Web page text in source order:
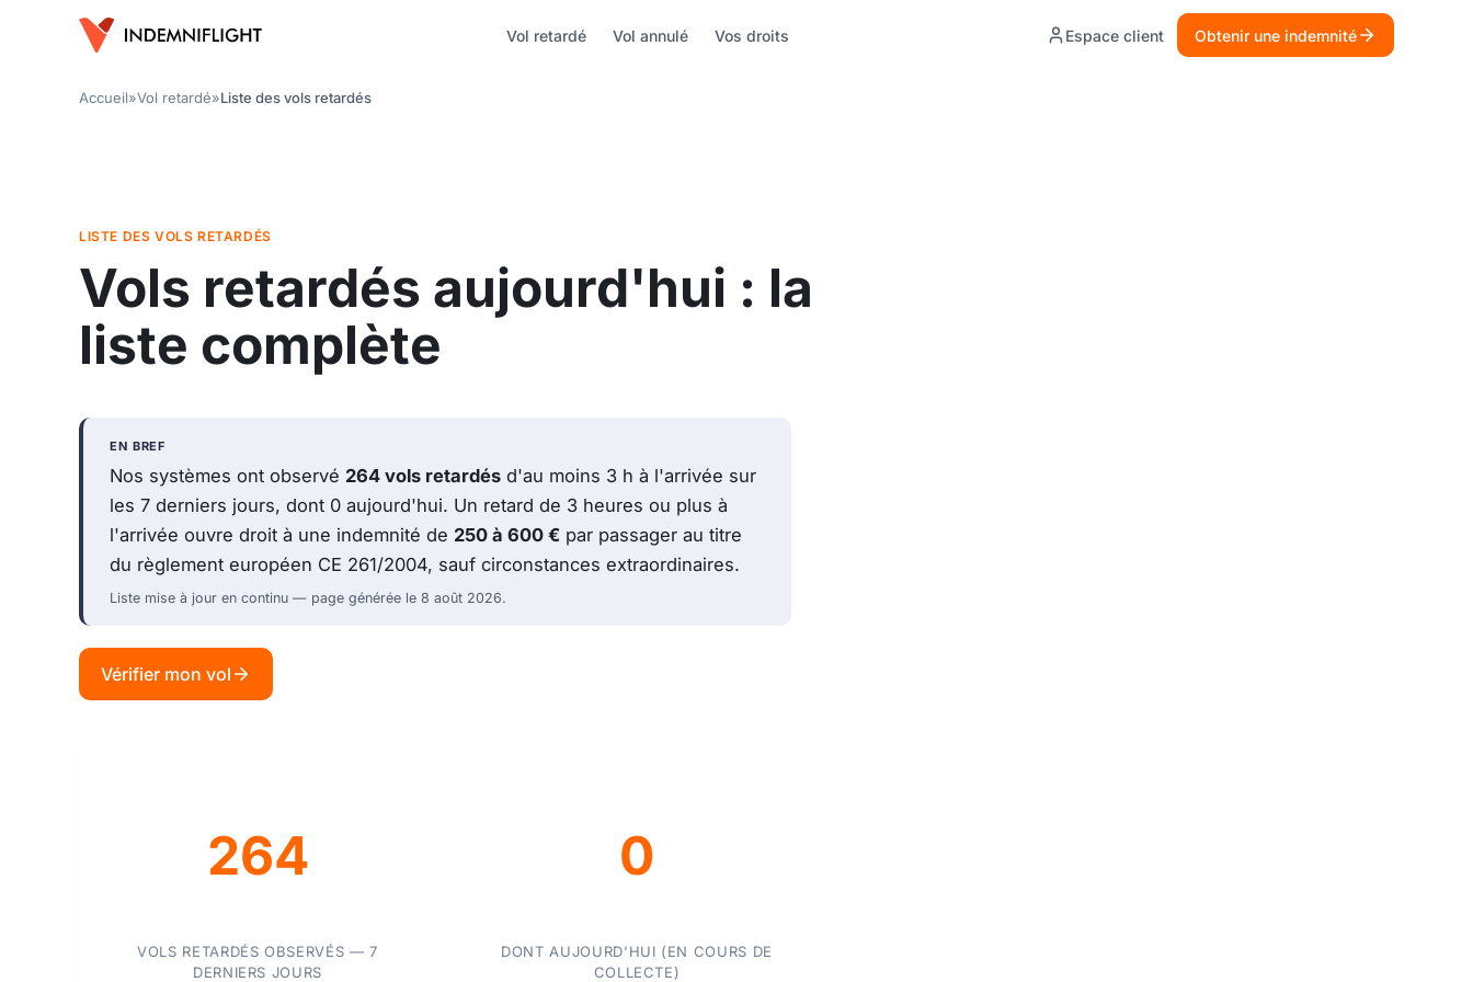
Vol retardé Vol annulé Vos droits Espace client Obtenir une indemnité
Accueil»Vol retardé»Liste des vols retardés
LISTE DES VOLS RETARDÉS
Vols retardés aujourd'hui : la
liste complète
EN BREF
Nos systèmes ont observé 264 vols retardés d'au moins 3 h à l'arrivée sur
les 7 derniers jours, dont 0 aujourd'hui. Un retard de 3 heures ou plus à
l'arrivée ouvre droit à une indemnité de 250 à 600 € par passager au titre
du règlement européen CE 261/2004, sauf circonstances extraordinaires.
Liste mise à jour en continu — page générée le 8 août 2026.
Vérifier mon vol
264
VOLS RETARDÉS OBSERVÉS — 7
DERNIERS JOURS
0
DONT AUJOURD'HUI (EN COURS DE
COLLECTE)